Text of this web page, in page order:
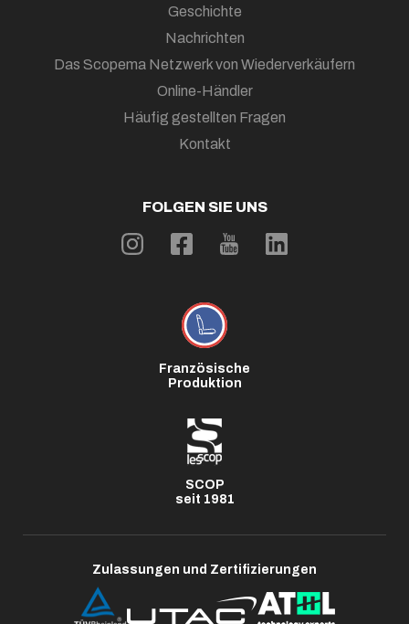
Geschichte
Nachrichten
Das Scopema Netzwerk von Wiederverkäufern
Online-Händler
Häufig gestellten Fragen
Kontakt
FOLGEN SIE UNS
Französische
Produktion
SCOP
seit 1981
Zulassungen und Zertifizierungen